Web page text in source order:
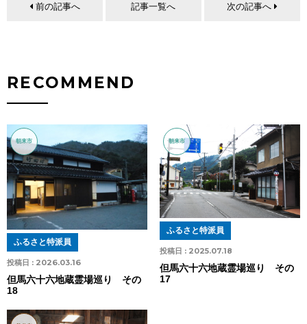
前の記事へ 記事一覧へ 次の記事へ
RECOMMEND
朝来市
投稿日 : 2026.03.16
ふるさと特派員
但馬六十六地蔵霊場巡り その
18
朝来市
投稿日 : 2025.07.18
ふるさと特派員
但馬六十六地蔵霊場巡り その
17